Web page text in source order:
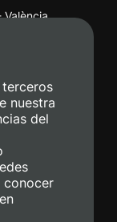
nuestra
del
conocer